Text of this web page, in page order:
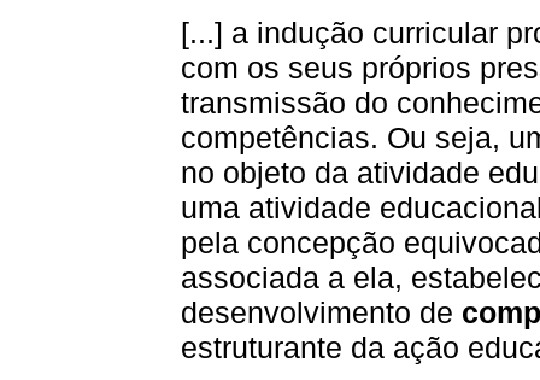
[...] a indução curricular
com os seus próprios
transmissão do
competências. Ou seja,
no objeto da atividade
uma atividade
pela concepção
associada a ela,
desenvolvimento de
estruturante da ação